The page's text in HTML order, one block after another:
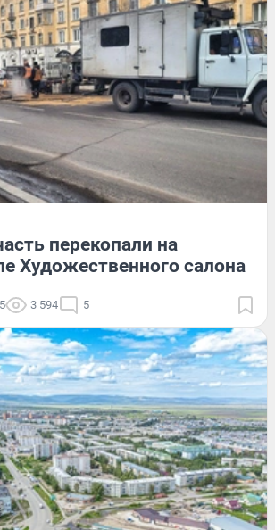
перекопали на
Художественного салона
3 594 5